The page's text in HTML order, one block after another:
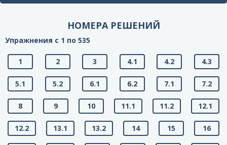
НОМЕРА РЕШЕНИЙ
Упражнения с 1 по 535
1 2 3 4.1 4.2 4.3
5.1 5.2 6.1 6.2 7.1 7.2
8 9 10 11.1 11.2 12.1
12.2 13.1 13.2 14 15 16